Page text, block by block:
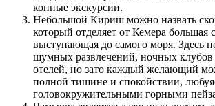
конные экскурсии.
Небольшой Кириш можно назвать
который отделяет от Кемера большая
выступающая до самого моря. Здесь
шумных развлечений, ночных
отелей, но зато каждый желающий
полной тишине и спокойствии,
головокружительными горными